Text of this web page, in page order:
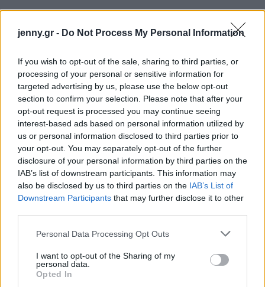
jenny.gr - Do Not Process My Personal Information
If you wish to opt-out of the sale, sharing to third parties, or
processing of your personal or sensitive information for
targeted advertising by us, please use the below opt-out
section to confirm your selection. Please note that after your
opt-out request is processed you may continue seeing
interest-based ads based on personal information utilized by
us or personal information disclosed to third parties prior to
your opt-out. You may separately opt-out of the further
disclosure of your personal information by third parties on the
IAB’s list of downstream participants. This information may
also be disclosed by us to third parties on the IAB’s List of
Downstream Participants that may further disclose it to other
Please note that this website/app uses one or more Google
not limited to your visit or usage behaviour. You may click to
grant or deny consent to Google and its third-party tags to
use your data for below specified purposes in below Google
Personal Data Processing Opt Outs
I want to opt-out of the Sharing of my
personal data.
Opted In
Μάθε τώρα όλα τα νέα για τα
αγαπημένα σου διάσημα πρόσωπα.